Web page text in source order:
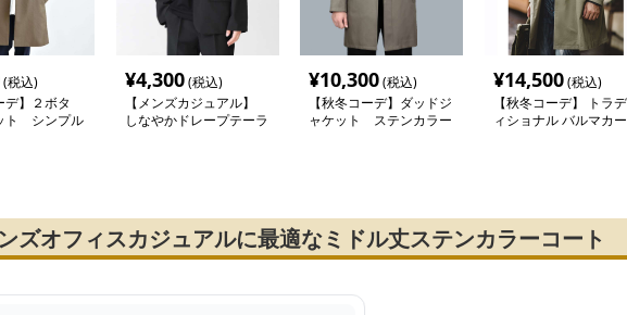
(税込)
デ】２ボタ
ト シンプル
¥4,300(税込)
【メンズカジュアル】
しなやかドレープテーラ
¥10,300(税込)
【秋冬コーデ】ダッドジ
ャケット ステンカラー
¥14,500(税込)
【秋冬コーデ】 トラデ
ィショナル バルマカー
ズオフィスカジュアルに最適なミドル丈ステンカラーコート